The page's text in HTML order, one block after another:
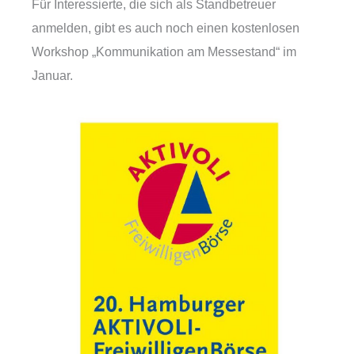
Für Interessierte, die sich als Standbetreuer
anmelden, gibt es auch noch einen kostenlosen
Workshop „Kommunikation am Messestand“ im
Januar.